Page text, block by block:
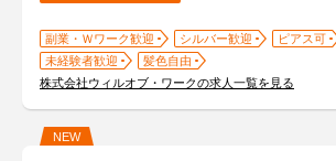
副業・Ｗワーク歓迎 シルバー歓迎
ピアス可
未経験者歓迎
髪色自由
株式会社ウィルオブ・ワークの求人一覧を見る
NEW